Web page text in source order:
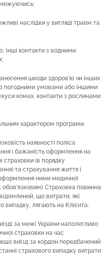
наслідки у вигляді травм та
інші контакти з водними
шкоди здоров’ю чи інших
з погодними умовами або іншими
комах, контакти з рослинами
характером програми.
наявності поліса
і бажаність оформлення на
страховки (в порядку
та страхування життя і
ними медичної
Страховка повинна
що витрати, які
випадку, лягають на Клієнта.
за межі України наполегливо
страховки на час
виїзд за кордон передбачений
страхового випадку витрати